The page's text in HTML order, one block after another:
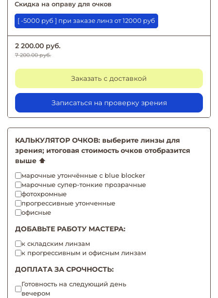
Скидка на оправу для очков
[ -5000 руб ] при заказе линз от 12000 руб
2 200.00 руб.
7 200.00 руб.
Заказать с доставкой
Записаться на проверку зрения
КАЛЬКУЛЯТОР ОЧКОВ: выберите линзы для
зрения; итоговая стоимость очков отобразится
выше ⬆️
марочные утончённые с blue blocker
марочные супер-тонкие прозрачные
фотохромные
прогрессивные утонченные
офисные
ДОБАВЬТЕ РАБОТУ МАСТЕРА:
к складским линзам
к прогрессивным и офисным линзам
ДОПЛАТА ЗА СРОЧНОСТЬ:
Готовность на следующий день
вечером